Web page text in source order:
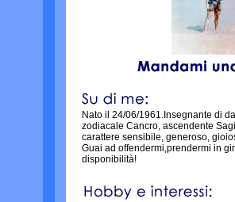
Nato il 24/06/1961.Insegnante di
zodiacale Cancro, ascendente
carattere sensibile, generoso,
Guai ad offendermi,prendermi in
disponibilità!